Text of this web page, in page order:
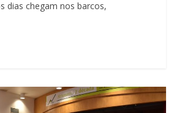
dias chegam nos barcos,